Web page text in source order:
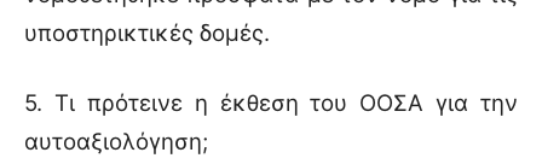
υποστηρικτικές δομές.
5. Τι πρότεινε η έκθεση του ΟΟΣΑ για την
αυτοαξιολόγηση;